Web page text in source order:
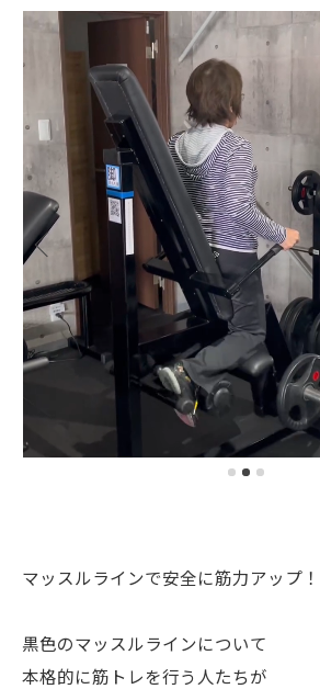
マッスルラインで安全に筋力アップ！
黒色のマッスルラインについて
本格的に筋トレを行う人たちが